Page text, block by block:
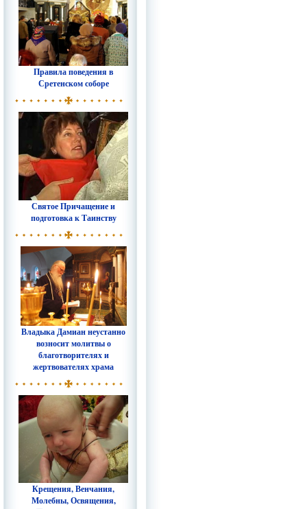
Правила поведения в
Сретенском соборе
Святое Причащение и
подготовка к Таинству
Владыка Дамиан неустанно
возносит молитвы о
благотворителях и
жертвователях храма
Крещения, Венчания,
Молебны, Освящения,